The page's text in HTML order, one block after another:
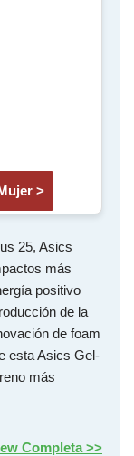
>
25, Asics
más
positivo
de la
de foam
esta Asics Gel-
más
Completa >>